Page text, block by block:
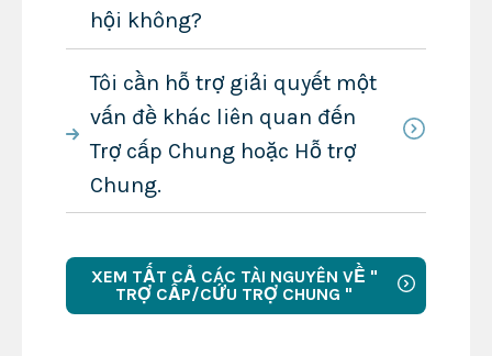
hội không?
Tôi cần hỗ trợ giải quyết một
vấn đề khác liên quan đến
Trợ cấp Chung hoặc Hỗ trợ
Chung.
XEM TẤT CẢ CÁC TÀI NGUYÊN VỀ "
TRỢ CẤP/CỨU TRỢ CHUNG "